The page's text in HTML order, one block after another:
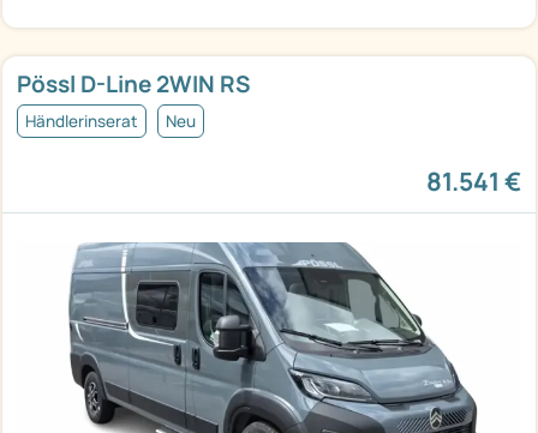
Pössl D-Line 2WIN RS
Händlerinserat Neu
81.541 €